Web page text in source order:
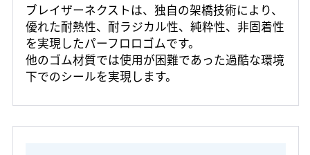
ブレイザーネクストは、独自の架橋技術により、
優れた耐熱性、耐ラジカル性、純粋性、非固着性
を実現したパーフロロゴムです。
他のゴム材質では使用が困難であった過酷な環境
下でのシールを実現します。